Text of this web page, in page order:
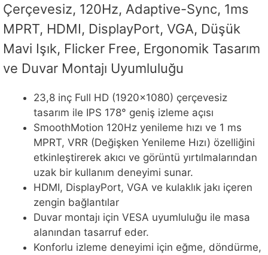
Çerçevesiz, 120Hz, Adaptive-Sync, 1ms
MPRT, HDMI, DisplayPort, VGA, Düşük
Mavi Işık, Flicker Free, Ergonomik Tasarım
ve Duvar Montajı Uyumluluğu
23,8 inç Full HD (1920×1080) çerçevesiz
tasarım ile IPS 178° geniş izleme açısı
SmoothMotion 120Hz yenileme hızı ve 1 ms
MPRT, VRR (Değişken Yenileme Hızı) özelliğini
etkinleştirerek akıcı ve görüntü yırtılmalarından
uzak bir kullanım deneyimi sunar.
HDMI, DisplayPort, VGA ve kulaklık jakı içeren
zengin bağlantılar
Duvar montajı için VESA uyumluluğu ile masa
alanından tasarruf eder.
Konforlu izleme deneyimi için eğme, döndürme,